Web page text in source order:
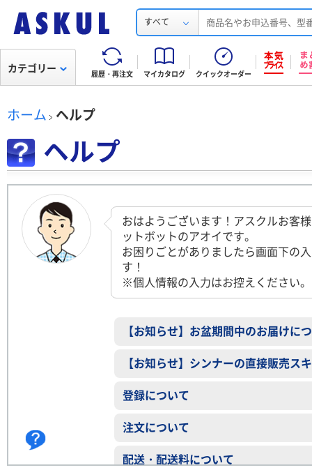
すべて
履歴・再注文 マイカタログ クイックオーダー
カテゴリー
ホーム ヘルプ
ヘルプ
おはようございます！アスクルお客
ットボットのアオイです。
お困りごとがありましたら画面下の
す！
※個人情報の入力はお控えください。
【お知らせ】お盆期間中のお届けに
【お知らせ】シンナーの直接販売ス
登録について
注文について
配送・配送料について
？